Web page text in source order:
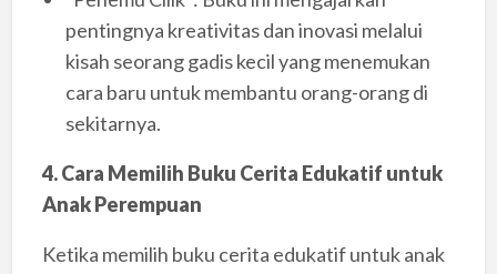
pentingnya kreativitas dan inovasi melalui
kisah seorang gadis kecil yang menemukan
cara baru untuk membantu orang-orang di
sekitarnya.
4. Cara Memilih Buku Cerita Edukatif untuk
Anak Perempuan
Ketika memilih buku cerita edukatif untuk anak